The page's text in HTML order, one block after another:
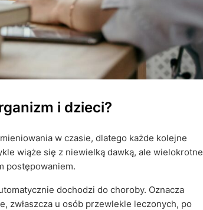
i dzieci?
w czasie, dlatego każde kolejne
wiąże się z niewielką dawką, ale wielokrotne
postępowaniem.
dochodzi do choroby. Oznacza
zwłaszcza u osób przewlekle leczonych, po